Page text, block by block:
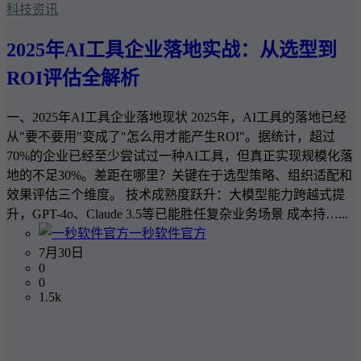
科技资讯
2025年AI工具企业落地实战：从选型到
ROI评估全解析
一、2025年AI工具企业落地现状 2025年，AI工具的落地已经
从"要不要用"变成了"怎么用才能产生ROI"。据统计，超过
70%的企业已经至少尝试过一种AI工具，但真正实现规模化落
地的不足30%。差距在哪里？关键在于选型策略、组织适配和
效果评估三个维度。 技术成熟度跃升：大模型能力跨越式提
升，GPT-4o、Claude 3.5等已能胜任复杂业务场景 成本持…...
一秒软件官方
7月30日
0
0
1.5k